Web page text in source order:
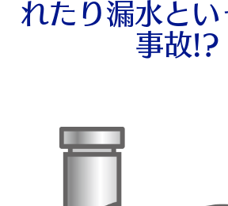
れたり漏水とい
事故!?